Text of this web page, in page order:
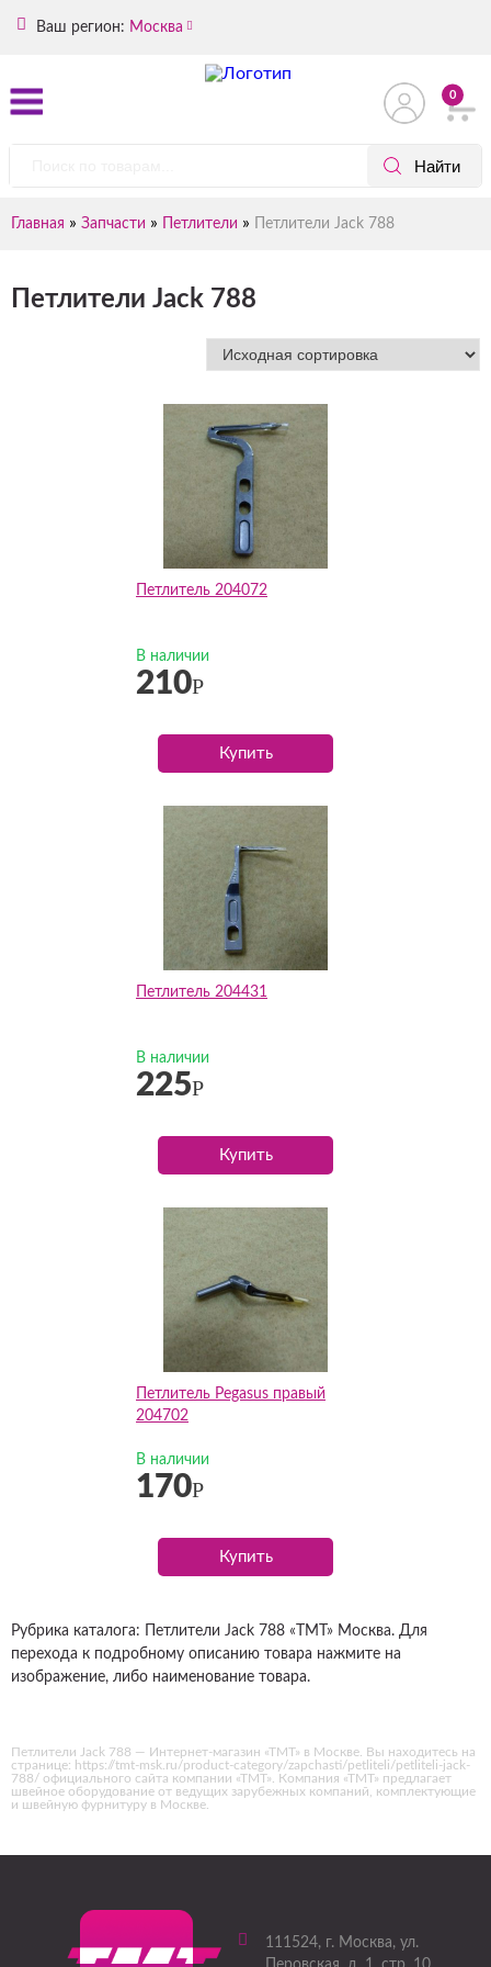
Ваш регион: Москва
0
Главная » Запчасти » Петлители » Петлители Jack 788
Петлители Jack 788
Петлитель 204072
В наличии
210Р
Купить
Петлитель 204431
В наличии
225Р
Купить
Петлитель Pegasus правый
204702
В наличии
170Р
Купить
Рубрика каталога: Петлители Jack 788 «ТМТ» Москва. Для
перехода к подробному описанию товара нажмите на
изображение, либо наименование товара.
Петлители Jack 788 — Интернет-магазин «ТМТ» в Москве. Вы находитесь на
странице: https://tmt-msk.ru/product-category/zapchasti/petliteli/petliteli-jack-
788/ официального сайта компании «ТМТ». Компания «ТМТ» предлагает
швейное оборудование от ведущих зарубежных компаний, комплектующие
и швейную фурнитуру в Москве.
111524, г. Москва, ул.